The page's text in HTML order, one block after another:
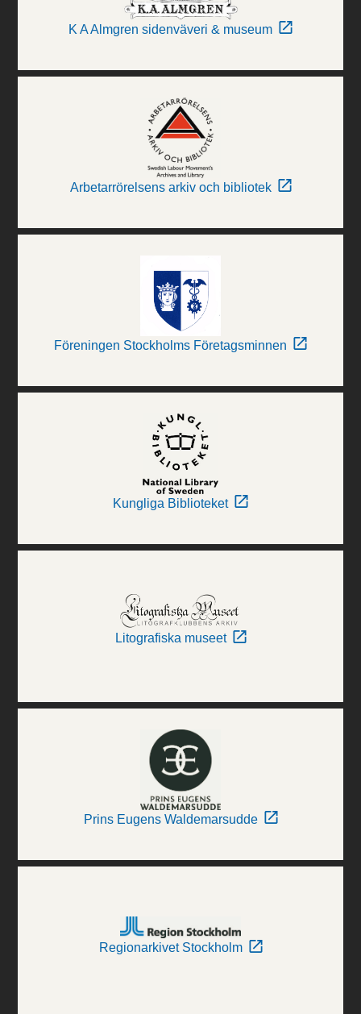
K A Almgren sidenväveri & museum
Arbetarrörelsens arkiv och bibliotek
Föreningen Stockholms Företagsminnen
Kungliga Biblioteket
Litografiska museet
Prins Eugens Waldemarsudde
Regionarkivet Stockholm